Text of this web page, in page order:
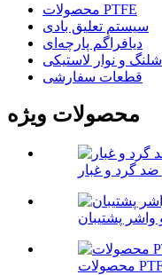
محصولات PTFE
سیستم تعلیق بادی
دیافراگم پارچه‌ای
شلنگ و نوار لاستیکی
قطعات سفارشی
محصولات ویژه